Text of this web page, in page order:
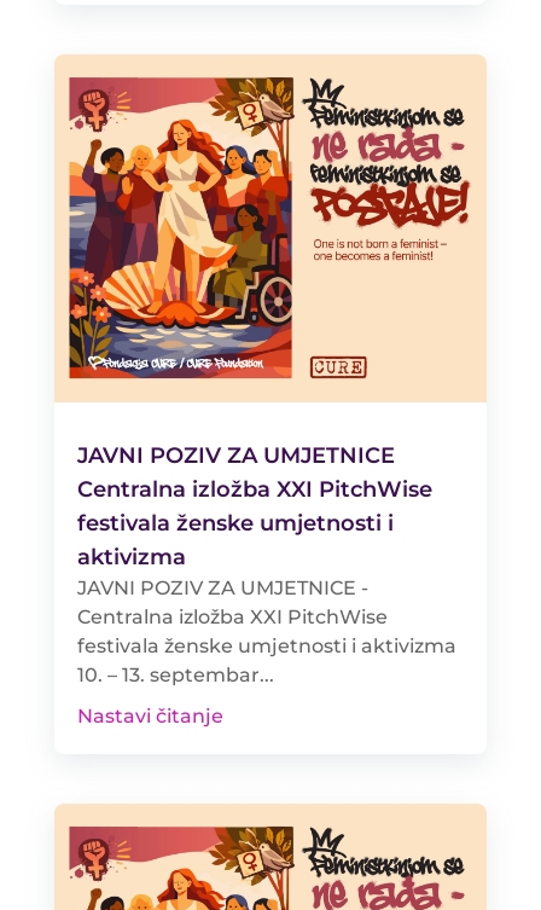
JAVNI POZIV ZA UMJETNICE
Centralna izložba XXI PitchWise
festivala ženske umjetnosti i
aktivizma
JAVNI POZIV ZA UMJETNICE -
Centralna izložba XXI PitchWise
festivala ženske umjetnosti i aktivizma
10. – 13. septembar...
Nastavi čitanje